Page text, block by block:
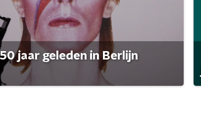
jaar geleden in Berlijn